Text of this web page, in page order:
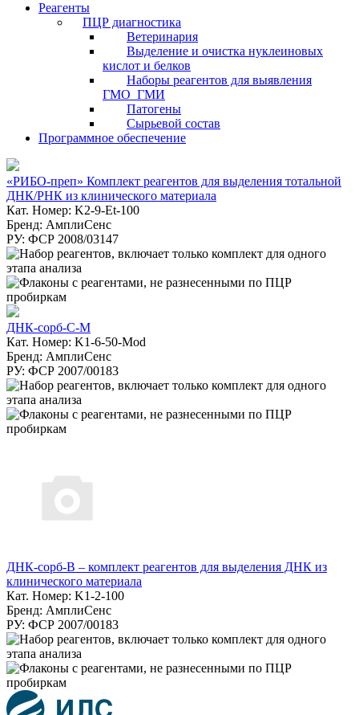
Реагенты
ПЦР диагностика
Ветеринария
Выделение и очистка нуклеиновых
кислот и белков
Наборы реагентов для выявления
ГМО_ГМИ
Патогены
Сырьевой состав
Программное обеспечение
«РИБО-преп» Комплект реагентов для выделения тотальной
ДНК/РНК из клинического материала
Кат. Номер: K2-9-Et-100
Бренд: АмплиСенс
РУ: ФСР 2008/03147
ДНК-сорб-С-М
Кат. Номер: K1-6-50-Mod
Бренд: АмплиСенс
РУ: ФСР 2007/00183
ДНК-сорб-В – комплект реагентов для выделения ДНК из
клинического материала
Кат. Номер: K1-2-100
Бренд: АмплиСенс
РУ: ФСР 2007/00183